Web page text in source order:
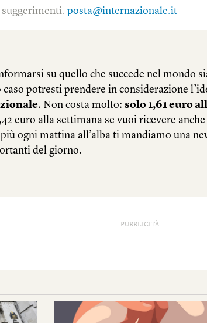
suggerimenti:posta@internazionale.it
PUBBLICITÀ